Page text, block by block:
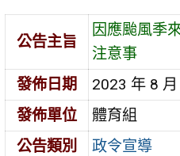
公告主旨
因應颱風季
注意事
發佈日期
2023 年 8 月
發佈單位
體育組
公告類別
政令宣導